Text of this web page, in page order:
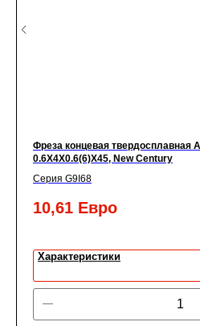
Фреза концевая твердосплавная
0.6X4X0.6(6)X45, New Century
Серия G9I68
10,61 Евро
Характеристики